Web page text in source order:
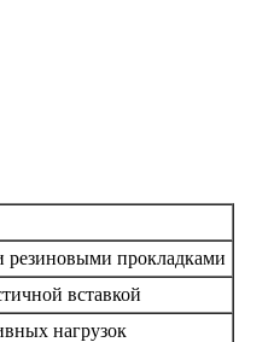
резиновыми прокладками
вставкой
нагрузок